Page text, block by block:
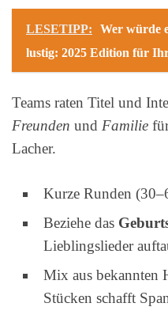
LESETIPP:
Wer würde
lustig: 2025 Edition für
Teams raten Titel und
Freunden und Familie
Lacher.
Kurze Runden
Beziehe das
Lieblingslieder
Mix aus bekannten
Stücken schafft